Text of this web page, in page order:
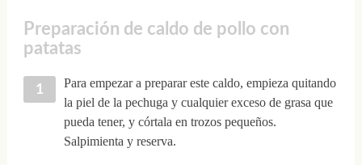
Preparación de caldo de pollo con
patatas
Para empezar a preparar este caldo, empieza quitando
la piel de la pechuga y cualquier exceso de grasa que
pueda tener, y córtala en trozos pequeños.
Salpimienta y reserva.